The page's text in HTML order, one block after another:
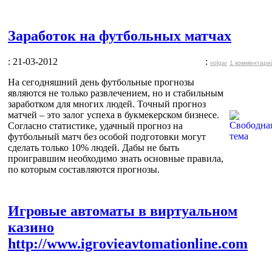
Заработок на футбольных матчах
: 21-03-2012 : volgar 1
На сегодняшний день футбольные прогнозы
являются не только развлечением, но и стабильным
заработком для многих людей. Точный прогноз
матчей – это залог успеха в букмекерском бизнесе.
Согласно статистике, удачный прогноз на
футбольный матч без особой подготовки могут
сделать только 10% людей. Дабы не быть
проигравшим необходимо знать основные правила,
по которым составляются прогнозы.
Игровые автоматы в виртуальном
казино
http://www.igrovieavtomationline.com